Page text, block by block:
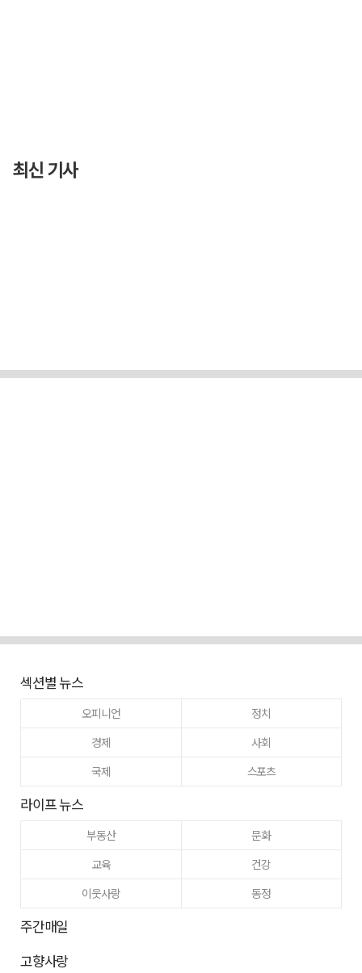
최신 기사
섹션별 뉴스
오피니언
정치
경제
사회
국제
스포츠
라이프 뉴스
부동산
문화
교육
건강
이웃사랑
동정
주간매일
고향사랑